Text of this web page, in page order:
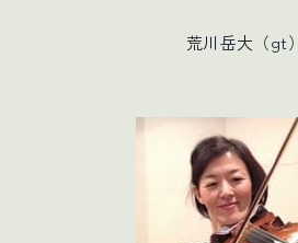
荒川岳大（gt）